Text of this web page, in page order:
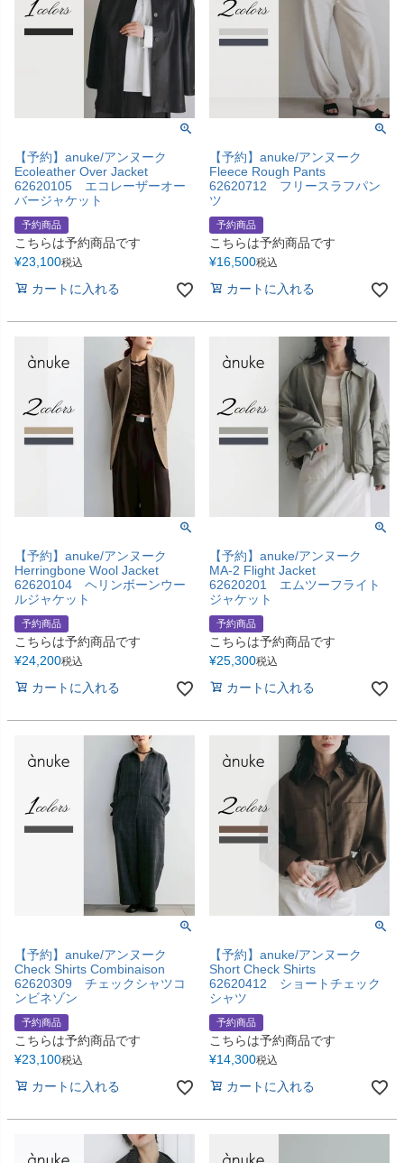
【予約】anuke/アンヌーク
Ecoleather Over Jacket
62620105 エコレーザーオー
バージャケット
予約商品
こちらは予約商品です
¥23,100税込
カートに入れる
【予約】anuke/アンヌーク
Fleece Rough Pants
62620712 フリースラフパン
ツ
予約商品
こちらは予約商品です
¥16,500税込
カートに入れる
【予約】anuke/アンヌーク
Herringbone Wool Jacket
62620104 ヘリンボーンウー
ルジャケット
予約商品
こちらは予約商品です
¥24,200税込
カートに入れる
【予約】anuke/アンヌーク
MA-2 Flight Jacket
62620201 エムツーフライト
ジャケット
予約商品
こちらは予約商品です
¥25,300税込
カートに入れる
【予約】anuke/アンヌーク
Check Shirts Combinaison
62620309 チェックシャツコ
ンビネゾン
予約商品
こちらは予約商品です
¥23,100税込
カートに入れる
【予約】anuke/アンヌーク
Short Check Shirts
62620412 ショートチェック
シャツ
予約商品
こちらは予約商品です
¥14,300税込
カートに入れる